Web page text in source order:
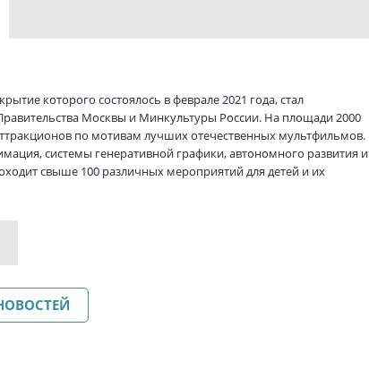
которого состоялось в феврале 2021 года, стал
Москвы и Минкультуры России. На площади 2000
по мотивам лучших отечественных мультфильмов.
системы генеративной графики, автономного развития и
свыше 100 различных мероприятий для детей и их